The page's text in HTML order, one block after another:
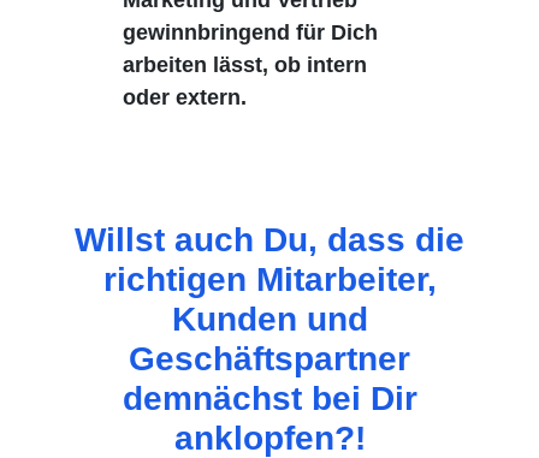
gewinnbringend für Dich
arbeiten lässt, ob intern
oder extern.
Willst auch Du, dass die
richtigen Mitarbeiter,
Kunden und
Geschäftspartner
demnächst bei Dir
anklopfen?!